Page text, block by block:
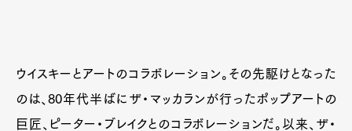
ウイスキーとアートのコラボレーション。その先駆けとなった
のは、80年代半ばにザ・マッカランが行ったポップアートの
巨匠、ピーター・ブレイクとのコラボレーションだ。以来、ザ・